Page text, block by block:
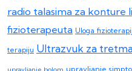
radio talasima za konture
fizioterapeuta Uloga
terapiju Ultrazvuk za
upravljanje bolom upravljanje